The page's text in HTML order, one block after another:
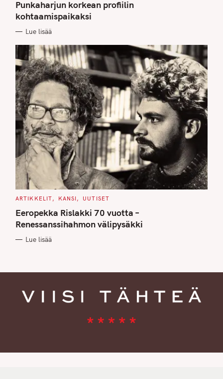
G
O
R
I
S
Punkaharjun korkean profiilin
kohtaamispaikaksi
Lue lisää
C
T
E
G
O
I
ARTIKKELIT KANSI UUTISET
Eeropekka Rislakki 70 vuotta –
Renessanssihahmon välipysäkki
Lue lisää